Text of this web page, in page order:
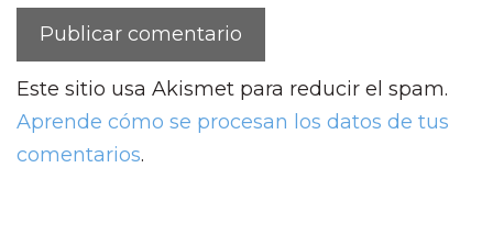
Este sitio usa Akismet para reducir el spam.
Aprende cómo se procesan los datos de tus
comentarios.